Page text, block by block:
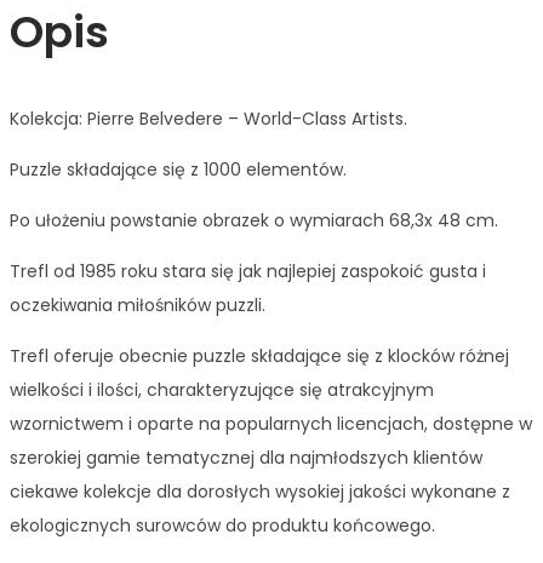
Opis
Kolekcja: Pierre Belvedere – World-Class Artists.
Puzzle składające się z 1000 elementów.
Po ułożeniu powstanie obrazek o wymiarach 68,3x 48 cm.
Trefl od 1985 roku stara się jak najlepiej zaspokoić gusta i
oczekiwania miłośników puzzli.
Trefl oferuje obecnie puzzle składające się z klocków różnej
wielkości i ilości, charakteryzujące się atrakcyjnym
wzornictwem i oparte na popularnych licencjach, dostępne w
szerokiej gamie tematycznej dla najmłodszych klientów
ciekawe kolekcje dla dorosłych wysokiej jakości wykonane z
ekologicznych surowców do produktu końcowego.